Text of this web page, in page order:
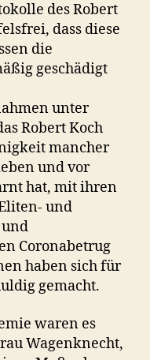
des Robert
dass diese
die
geschädigt
unter
Robert Koch
mancher
und vor
hat, mit ihren
und
Coronabetrug
haben sich für
gemacht.
waren es
Wagenknecht,